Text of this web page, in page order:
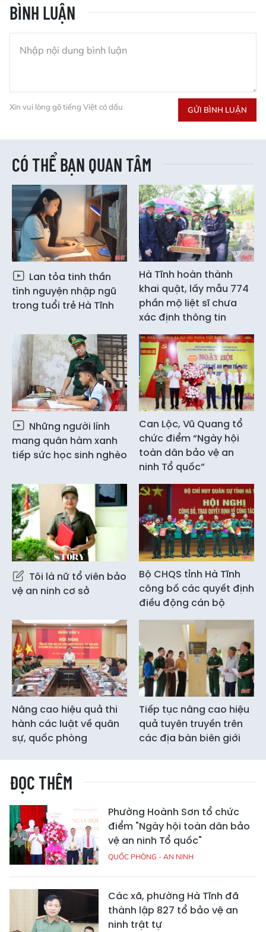
BÌNH LUẬN
Xin vui lòng gõ tiếng Việt có dấu GỬI BÌNH LUẬN
CÓ THỂ BẠN QUAN TÂM
Lan tỏa tinh thần
tình nguyện nhập ngũ
trong tuổi trẻ Hà Tĩnh
Hà Tĩnh hoàn thành
khai quật, lấy mẫu 774
phần mộ liệt sĩ chưa
xác định thông tin
Những người lính
mang quân hàm xanh
tiếp sức học sinh nghèo
Can Lộc, Vũ Quang tổ
chức điểm “Ngày hội
toàn dân bảo vệ an
ninh Tổ quốc”
Tôi là nữ tổ viên bảo
vệ an ninh cơ sở
Bộ CHQS tỉnh Hà Tĩnh
công bố các quyết định
điều động cán bộ
Nâng cao hiệu quả thi
hành các luật về quân
sự, quốc phòng
Tiếp tục nâng cao hiệu
quả tuyên truyền trên
các địa bàn biên giới
ĐỌC THÊM
Phường Hoành Sơn tổ chức
điểm "Ngày hội toàn dân bảo
vệ an ninh Tổ quốc"
QUỐC PHÒNG - AN NINH
Các xã, phường Hà Tĩnh đã
thành lập 827 tổ bảo vệ an
ninh trật tự